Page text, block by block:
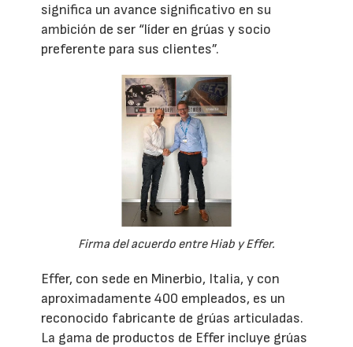
significa un avance significativo en su
ambición de ser “líder en grúas y socio
preferente para sus clientes”.
Firma del acuerdo entre Hiab y Effer.
Effer, con sede en Minerbio, Italia, y con
aproximadamente 400 empleados, es un
reconocido fabricante de grúas articuladas.
La gama de productos de Effer incluye grúas